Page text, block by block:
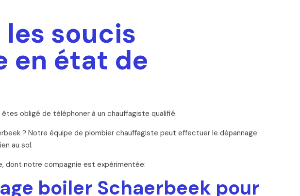
soucis
en état de
obligé de téléphoner à un chauffagiste qualifié.
? Notre équipe de plombier chauffagiste peut effectuer le dépannage
au sol.
dont notre compagnie est expérimentée:
boiler Schaerbeek pour